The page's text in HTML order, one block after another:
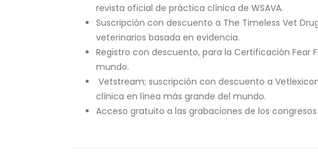
revista oficial de práctica clínica de WSAVA.
Suscripción con descuento a The Timeless Vet
veterinarios basada en evidencia.
Registro con descuento, para la Certificación
mundo.
Vetstream; suscripción con descuento a
clínica en línea más grande del mundo.
Acceso gratuito a las grabaciones de los congresos